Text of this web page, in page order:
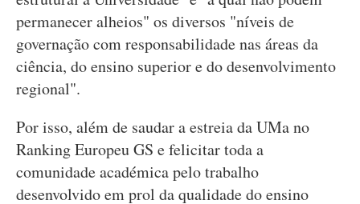
permanecer alheios" os diversos "níveis de
governação com responsabilidade nas áreas da
ciência, do ensino superior e do desenvolvimento
regional".
Por isso, além de saudar a estreia da UMa no
Ranking Europeu GS e felicitar toda a
comunidade académica pelo trabalho
desenvolvido em prol da qualidade do ensino